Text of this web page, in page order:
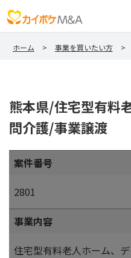
ホーム 事業を買いたい方
熊本県/住宅型有料
問介護/事業譲渡
案件番号
2801
事業内容
住宅型有料老人ホーム、